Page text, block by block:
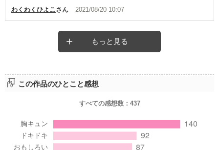
わくわくひよこ さん 2021/08/20 10:07
もっと見る
この作品のひとこと感想
すべての感想数： 437